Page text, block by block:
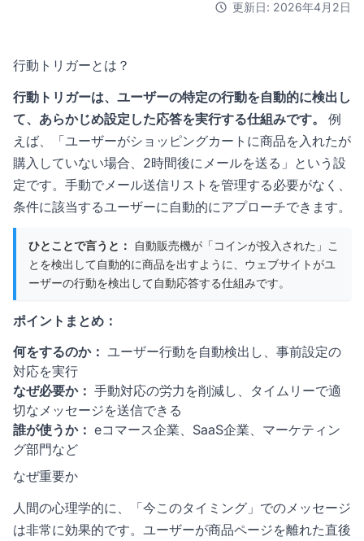
更新日: 2026年4月2日
行動トリガーとは？
行動トリガーは、ユーザーの特定の行動を自動的に検出し
て、あらかじめ設定した応答を実行する仕組みです。
例
えば、「ユーザーがショッピングカートに商品を入れたが
購入していない場合、2時間後にメールを送る」という設
定です。手動でメール送信リストを管理する必要がなく、
条件に該当するユーザーに自動的にアプローチできます。
ひとことで言うと：
自動販売機が「コインが投入された」こ
とを検出して自動的に商品を出すように、ウェブサイトがユ
ーザーの行動を検出して自動応答する仕組みです。
ポイントまとめ：
何をするのか： ユーザー行動を自動検出し、事前設定の
対応を実行
なぜ必要か： 手動対応の労力を削減し、タイムリーで適
切なメッセージを送信できる
誰が使うか： eコマース企業、SaaS企業、マーケティン
グ部門など
なぜ重要か
人間の心理学的に、「今このタイミング」でのメッセージ
は非常に効果的です。ユーザーが商品ページを離れた直後